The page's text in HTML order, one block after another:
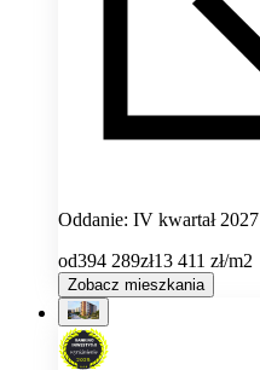
Oddanie: IV kwartał 2027
od394 289zł13 411 zł/m2
Zobacz mieszkania